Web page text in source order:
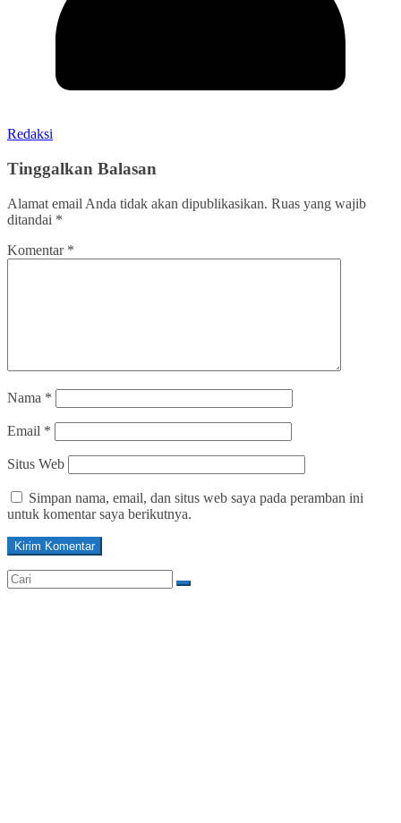
Redaksi
Tinggalkan Balasan
Alamat email Anda tidak akan dipublikasikan. Ruas yang wajib
ditandai *
Komentar *
Nama *
Email *
Situs Web
Simpan nama, email, dan situs web saya pada peramban ini
untuk komentar saya berikutnya.